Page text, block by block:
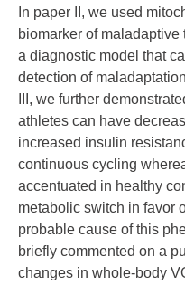
In paper II, we used
biomarker of
a diagnostic model that
detection of
III, we further
athletes can have
increased insulin
continuous cycling
accentuated in healthy
metabolic switch in favor
probable cause of this
briefly commented on a
changes in whole-body